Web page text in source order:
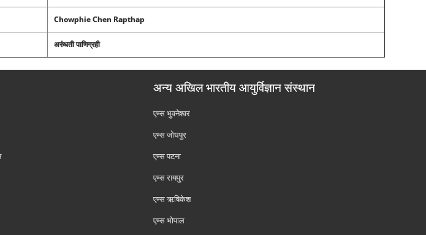
Chowphie Chen Rapthap
अरुंधती पाणिग्रही
अन्य अखिल भारतीय आयुर्विज्ञान संस्थान
एम्‍स भुवनेश्वर
एम्‍स जोधपुर
एम्‍स पटना
एम्‍स रायपुर
एम्‍स ऋषिकेश
एम्‍स भोपाल